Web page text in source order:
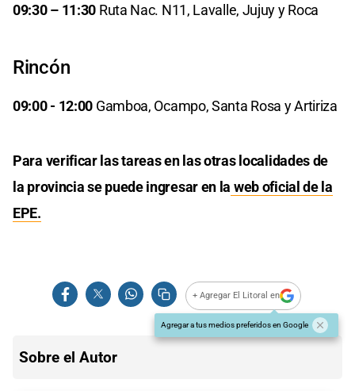
09:30 – 11:30 Ruta Nac. N11, Lavalle, Jujuy y Roca
Rincón
09:00 - 12:00 Gamboa, Ocampo, Santa Rosa y Artiriza
Para verificar las tareas en las otras localidades de
la provincia se puede ingresar en la web oficial de la
EPE.
+ Agregar El Litoral en
Agregar a tus medios preferidos en Google
Sobre el Autor